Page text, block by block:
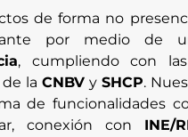
de forma no
por medio de
, cumpliendo con
la CNBV y SHCP.
de funcionalidades
conexión con INE/